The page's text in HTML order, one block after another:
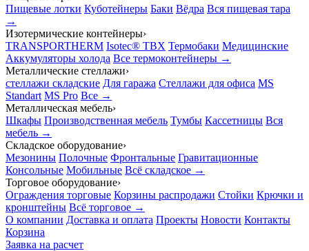
Пищевые лотки Куботейнеры Баки Вёдра Вся пищевая тара
→
Изотермические контейнеры›
TRANSPORTHERM Isotec® TBX Термобаки Медицинские
Аккумуляторы холода Все термоконтейнеры →
Металлические стеллажи›
стеллажи складские Для гаража Стеллажи для офиса MS
Standart MS Pro Все →
Металлическая мебель›
Шкафы Производственная мебель Тумбы Кассетницы Вся
мебель →
Складское оборудование›
Мезонины Полочные Фронтальные Гравитационные
Консольные Мобильные Всё складское →
Торговое оборудование›
Ограждения торговые Корзины распродажи Стойки Крючки и
кронштейны Всё торговое →
О компании Доставка и оплата Проекты Новости Контакты
Корзина
Заявка на расчет